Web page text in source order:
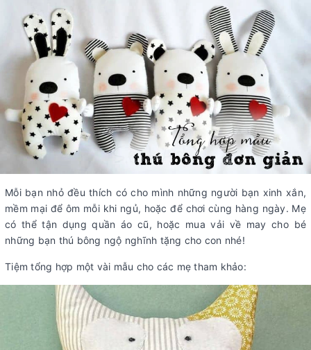
Mỗi bạn nhỏ đều thích có cho mình những người bạn xinh xắn,
mềm mại để ôm mỗi khi ngủ, hoặc để chơi cùng hàng ngày. Mẹ
có thể tận dụng quần áo cũ, hoặc mua vải về may cho bé
những bạn thú bông ngộ nghĩnh tặng cho con nhé!
Tiệm tổng hợp một vài mẫu cho các mẹ tham khảo: